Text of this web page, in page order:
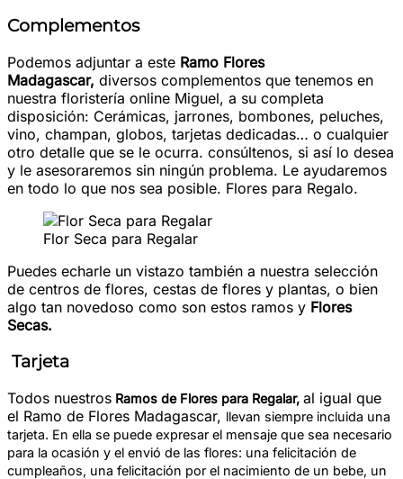
Complementos
Podemos adjuntar a este Ramo Flores
Madagascar, diversos complementos que tenemos en
nuestra floristería online Miguel, a su completa
disposición: Cerámicas, jarrones, bombones, peluches,
vino, champan, globos, tarjetas dedicadas… o cualquier
otro detalle que se le ocurra. consúltenos, si así lo desea
y le asesoraremos sin ningún problema. Le ayudaremos
en todo lo que nos sea posible. Flores para Regalo.
Flor Seca para Regalar
Puedes echarle un vistazo también a nuestra selección
de centros de flores, cestas de flores y plantas, o bien
algo tan novedoso como son estos ramos y Flores
Secas.
Tarjeta
Todos nuestros Ramos de Flores para Regalar, al igual que
el Ramo de Flores Madagascar, llevan siempre incluida una
tarjeta. En ella se puede expresar el mensaje que sea necesario
para la ocasión y el envió de las flores: una felicitación de
cumpleaños, una felicitación por el nacimiento de un bebe, un